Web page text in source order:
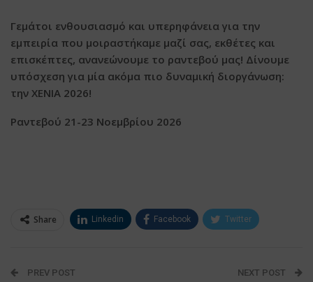
Γεμάτοι ενθουσιασμό και υπερηφάνεια για την
εμπειρία που μοιραστήκαμε μαζί σας, εκθέτες και
επισκέπτες, ανανεώνουμε το ραντεβού μας! Δίνουμε
υπόσχεση για μία ακόμα πιο δυναμική διοργάνωση:
την XENIA 2026!
Ραντεβού 21-23 Νοεμβρίου 2026
Share Linkedin Facebook Twitter
PREV POST NEXT POST